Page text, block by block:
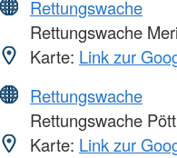
Rettungswache
Rettungswache
Karte: Link zur
Rettungswache
Rettungswache
Karte: Link zur